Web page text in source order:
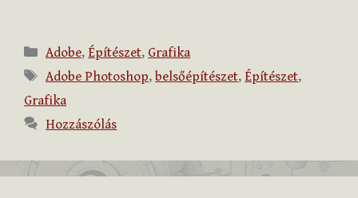
Kategória
Adobe, Építészet, Grafika
Címkék
Adobe Photoshop,belsőépítészet, Építészet,
Grafika
Hozzászólás